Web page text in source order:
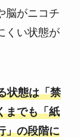
脳がニコチ
くい状態が
状態は「禁
までも「紙
」の段階に